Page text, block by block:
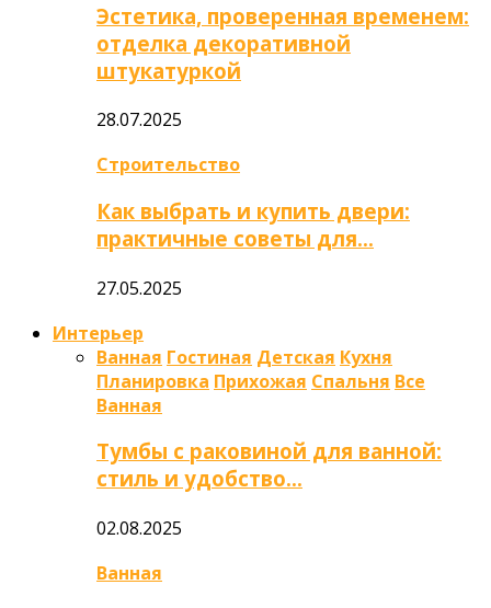
Эстетика, проверенная временем:
отделка декоративной
штукатуркой
28.07.2025
Строительство
Как выбрать и купить двери:
практичные советы для…
27.05.2025
Интерьер
Ванная Гостиная Детская Кухня
Планировка Прихожая Спальня Все
Ванная
Тумбы с раковиной для ванной:
стиль и удобство…
02.08.2025
Ванная